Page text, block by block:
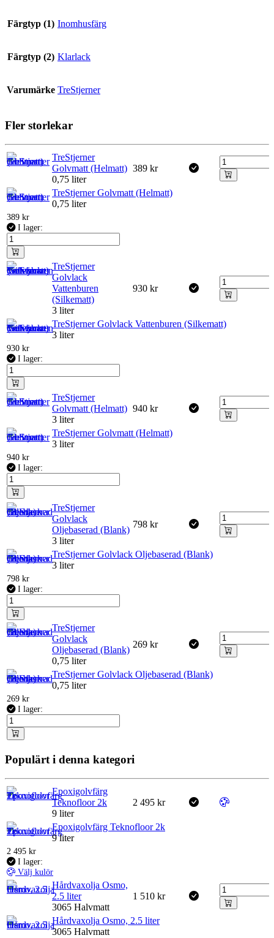
Färgtyp (1) Inomhusfärg
Färgtyp (2) Klarlack
Varumärke TreStjerner
Fler storlekar
TreStjerner
Golvmatt (Helmatt)
0,75 liter
389 kr
TreStjerner Golvmatt (Helmatt)
0,75 liter
389 kr
I lager:
TreStjerner
Golvlack
Vattenburen
(Silkematt)
3 liter
930 kr
TreStjerner Golvlack Vattenburen (Silkematt)
3 liter
930 kr
I lager:
TreStjerner
Golvmatt (Helmatt)
3 liter
940 kr
TreStjerner Golvmatt (Helmatt)
3 liter
940 kr
I lager:
TreStjerner
Golvlack
Oljebaserad (Blank)
3 liter
798 kr
TreStjerner Golvlack Oljebaserad (Blank)
3 liter
798 kr
I lager:
TreStjerner
Golvlack
Oljebaserad (Blank)
0,75 liter
269 kr
TreStjerner Golvlack Oljebaserad (Blank)
0,75 liter
269 kr
I lager:
Populärt i denna kategori
Epoxigolvfärg
Teknofloor 2k
9 liter
2 495 kr
Epoxigolvfärg Teknofloor 2k
9 liter
2 495 kr
I lager:
Välj kulör
Hårdvaxolja Osmo,
2.5 liter
3065 Halvmatt
1 510 kr
Hårdvaxolja Osmo, 2.5 liter
3065 Halvmatt